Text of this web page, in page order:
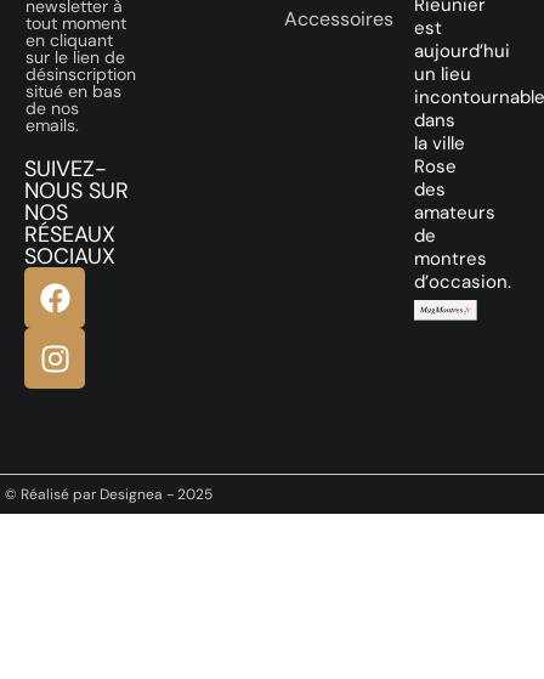
newsletter à
tout moment
en cliquant
sur le lien de
désinscription
situé en bas
de nos
emails.
SUIVEZ-
NOUS SUR
NOS
RÉSEAUX
SOCIAUX
Accessoires
Rieunier
est
aujourd’hui
un lieu
incontournable
dans
la ville
Rose
des
amateurs
de
montres
d’occasion.
© Réalisé par Designea - 2025